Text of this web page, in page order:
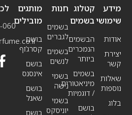
מידע
שימושי
אודות
יצירת
קשר
שאלות
נוספות
בלוג
חנות
בשמים
לגברים
בשמים
לנשים
בשמי
נישה
בשמי
יוניסקס
קטלוג
בשמים
הבשמים
הנמכרים
ביותר
בשמים
מיניאטורים
/ דוגמיות
בושם
מותגים
מובילים
בושם
קסרג’וף
בושם
אינסנס
בושם
שאנל
בושם
060